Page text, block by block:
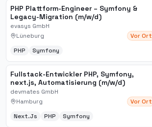
PHP Plattform-Engineer – Symfony &
Legacy-Migration (m/w/d)
evasys GmbH
Lüneburg
Vor Ort
PHP Symfony
Fullstack-Entwickler PHP, Symfony,
next.js, Automatisierung (m/w/d)
devmates GmbH
Hamburg
Vor Ort
Next.Js PHP Symfony